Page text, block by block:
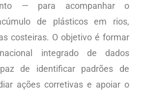
— para acompanhar o
de plásticos em rios,
costeiras. O objetivo é formar
integrado de dados
de identificar padrões de
ações corretivas e apoiar o